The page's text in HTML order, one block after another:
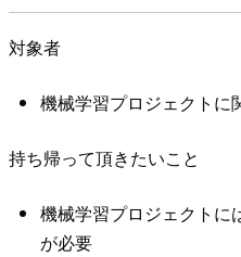
対象者
機械学習プロジェクトに
持ち帰って頂きたいこと
機械学習プロジェクトに
が必要